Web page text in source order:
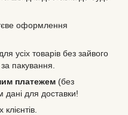
оформлення
усіх товарів без зайвого
пакування.
платежем (без
дані для доставки!